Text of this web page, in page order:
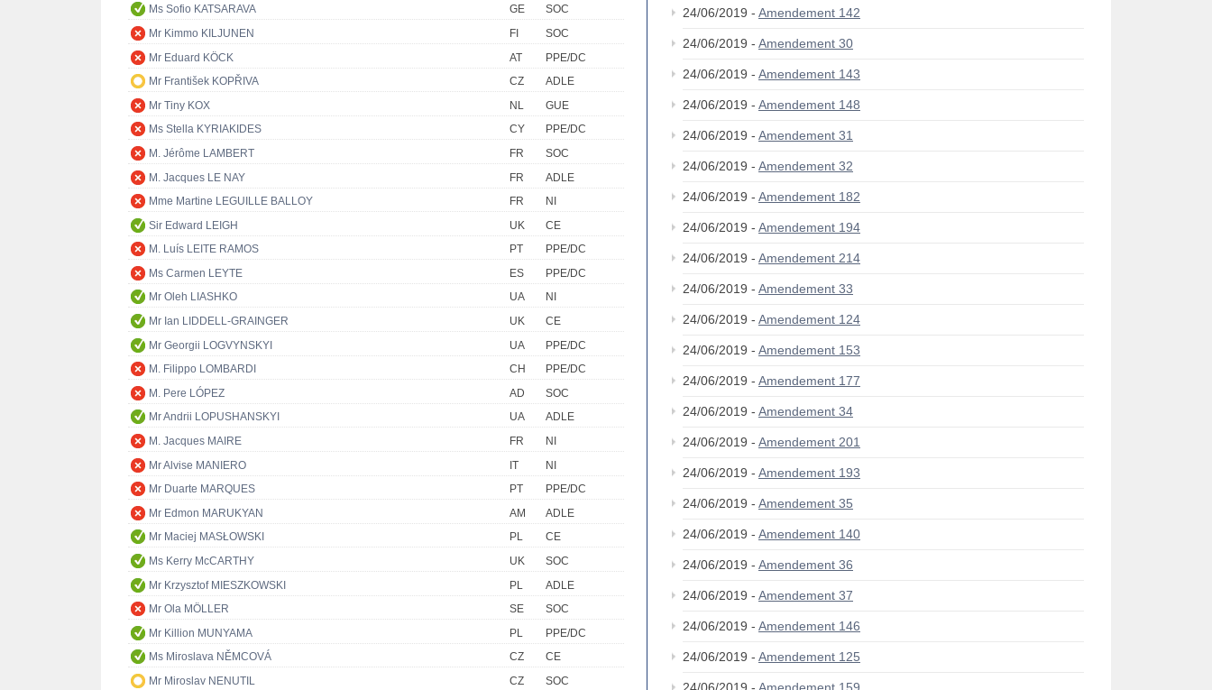
Ms Sofio KATSARAVA
GE
SOC
Mr Kimmo KILJUNEN
FI
SOC
Mr Eduard KÖCK
AT
PPE/DC
Mr František KOPŘIVA
CZ
ADLE
Mr Tiny KOX
NL
GUE
Ms Stella KYRIAKIDES
CY
PPE/DC
M. Jérôme LAMBERT
FR
SOC
M. Jacques LE NAY
FR
ADLE
Mme Martine LEGUILLE BALLOY
FR
NI
Sir Edward LEIGH
UK
CE
M. Luís LEITE RAMOS
PT
PPE/DC
Ms Carmen LEYTE
ES
PPE/DC
Mr Oleh LIASHKO
UA
NI
Mr Ian LIDDELL-GRAINGER
UK
CE
Mr Georgii LOGVYNSKYI
UA
PPE/DC
M. Filippo LOMBARDI
CH
PPE/DC
M. Pere LÓPEZ
AD
SOC
Mr Andrii LOPUSHANSKYI
UA
ADLE
M. Jacques MAIRE
FR
NI
Mr Alvise MANIERO
IT
NI
Mr Duarte MARQUES
PT
PPE/DC
Mr Edmon MARUKYAN
AM
ADLE
Mr Maciej MASŁOWSKI
PL
CE
Ms Kerry McCARTHY
UK
SOC
Mr Krzysztof MIESZKOWSKI
PL
ADLE
Mr Ola MÖLLER
SE
SOC
Mr Killion MUNYAMA
PL
PPE/DC
Ms Miroslava NĚMCOVÁ
CZ
CE
Mr Miroslav NENUTIL
CZ SOC
24/06/2019 - Amendement 142
24/06/2019 - Amendement 30
24/06/2019 - Amendement 143
24/06/2019 - Amendement 148
24/06/2019 - Amendement 31
24/06/2019 - Amendement 32
24/06/2019 - Amendement 182
24/06/2019 - Amendement 194
24/06/2019 - Amendement 214
24/06/2019 - Amendement 33
24/06/2019 - Amendement 124
24/06/2019 - Amendement 153
24/06/2019 - Amendement 177
24/06/2019 - Amendement 34
24/06/2019 - Amendement 201
24/06/2019 - Amendement 193
24/06/2019 - Amendement 35
24/06/2019 - Amendement 140
24/06/2019 - Amendement 36
24/06/2019 - Amendement 37
24/06/2019 - Amendement 146
24/06/2019 - Amendement 125